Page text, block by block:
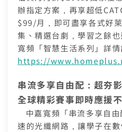
辦指定方案，再享超低
$99/月，即可盡享各式好
集、精選台劇，學習之餘
寬頻「智慧生活系列」詳情
https://
串流多享自由配：超夯
全球精彩賽事即時應援
中嘉寬頻「串流多享自
速的光纖網路，讓學子在